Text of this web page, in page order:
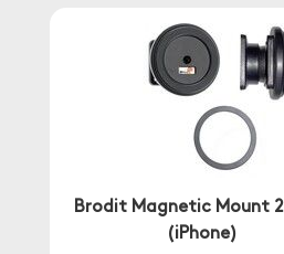
Brodit Magnetic Mount
(iPhone)